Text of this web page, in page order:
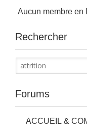
Aucun membre en
Rechercher
Forums
ACCUEIL &